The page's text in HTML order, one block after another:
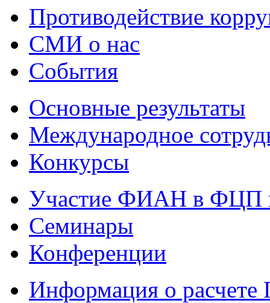
Противодействие
СМИ о нас
События
Основные результаты
Международное
Конкурсы
Участие ФИАН в ФЦП
Семинары
Конференции
Информация о